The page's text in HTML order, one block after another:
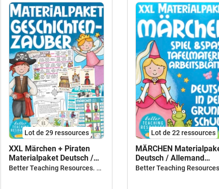
Lot de 29 ressources
XXL Märchen + Piraten
Materialpaket Deutsch /
Allemand Sparpaket
Better Teaching Resources. Longer coffee breaks.
Lot de 22 ressources
MÄRCHEN
Deutsch / Allemand
Sparpaket Deutsch /